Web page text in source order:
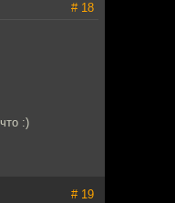
# 18
:)
# 19